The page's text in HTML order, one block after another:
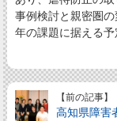
事例検討と親密圏
年の課題に据える予
【前の記事】
高知県障害